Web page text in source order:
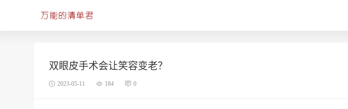
双眼皮手术会让笑容变老？
2023-05-11 184 0